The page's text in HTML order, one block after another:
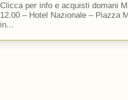
Clicca per info e acquisti domani
12.00 – Hotel Nazionale – Piazza
in...